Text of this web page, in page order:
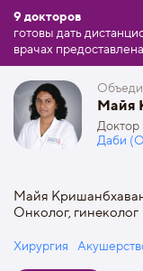
9 докторов
готовы дать
врачах
Майя
Доктор
Даби
Майя
Онколог, гинеколог
Хирургия